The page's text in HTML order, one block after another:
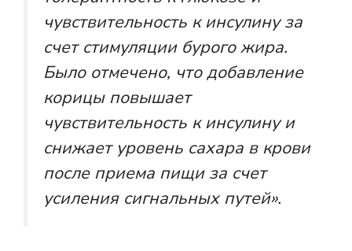
чувствительность к инсулину за
счет стимуляции бурого жира.
Было отмечено, что добавление
корицы повышает
чувствительность к инсулину и
снижает уровень сахара в крови
после приема пищи за счет
усиления сигнальных путей».